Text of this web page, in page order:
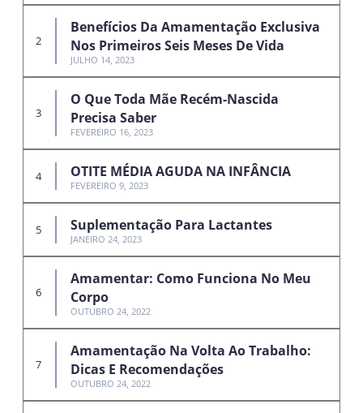
Benefícios Da Amamentação Exclusiva
Nos Primeiros Seis Meses De Vida
JULHO 14, 2023
O Que Toda Mãe Recém-Nascida
Precisa Saber
FEVEREIRO 16, 2023
OTITE MÉDIA AGUDA NA INFÂNCIA
FEVEREIRO 9, 2023
Suplementação Para Lactantes
JANEIRO 24, 2023
Amamentar: Como Funciona No Meu
Corpo
OUTUBRO 24, 2022
Amamentação Na Volta Ao Trabalho:
Dicas E Recomendações
OUTUBRO 24, 2022